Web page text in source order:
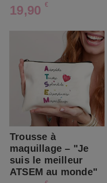
19,90 €
Trousse à
maquillage – "Je
suis le meilleur
ATSEM au monde"